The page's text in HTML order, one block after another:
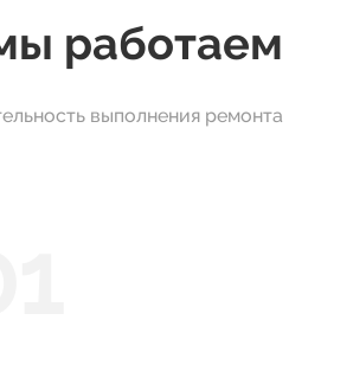
работаем
выполнения ремонта